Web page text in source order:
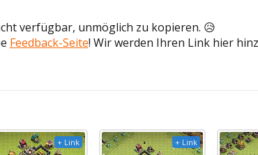
verfügbar, unmöglich zu kopieren. 😥
Feedback-Seite! Wir werden Ihren Link hier
+ Link + Link